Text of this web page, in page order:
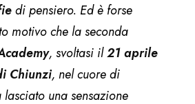
di pensiero. Ed è forse
motivo che la seconda
, svoltasi il21 aprile
Chiunzi, nel cuore di
una sensazione